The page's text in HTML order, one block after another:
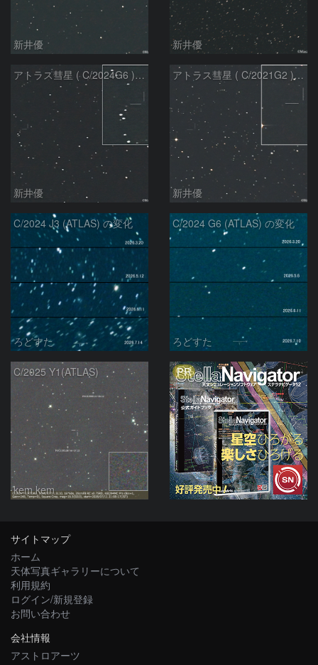
新井優 新井優
アトラス彗星 ( C/2024G6 )：2026/07/08
新井優
アトラス彗星 ( C/2021G2 )：2026/07/08
新井優
C/2024 J3 (ATLAS) の変化
ろどすた
C/2024 G6 (ATLAS) の変化
ろどすた
C/2025 Y1(ATLAS)
kem.kem
PR
サイトマップ
ホーム
天体写真ギャラリーについて
利用規約
ログイン/新規登録
お問い合わせ
会社情報
アストロアーツ